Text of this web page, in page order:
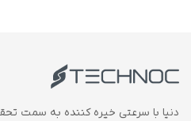
دنیا با سرعتی خیره کننده به سمت